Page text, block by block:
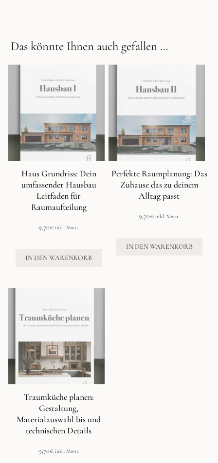
Das könnte Ihnen auch gefallen …
Haus Grundriss: Dein
umfassender Hausbau
Leitfaden für
Raumaufteilung
9,70€ inkl. Mwst.
IN DEN WARENKORB
Perfekte Raumplanung: Das
Zuhause das zu deinem
Alltag passt
9,70€ inkl. Mwst.
IN DEN WARENKORB
Traumküche planen:
Gestaltung,
Materialauswahl bis und
technischen Details
9,70€ inkl. Mwst.